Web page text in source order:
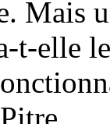
Mais
t-elle